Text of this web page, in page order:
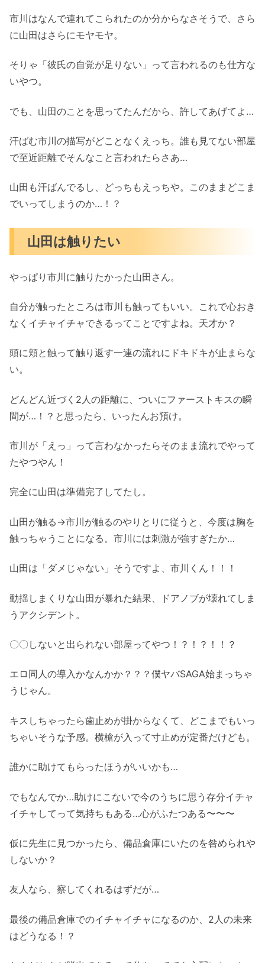
市川はなんで連れてこられたのか分からなさそうで、さら
に山田はさらにモヤモヤ。
そりゃ「彼氏の自覚が足りない」って言われるのも仕方な
いやつ。
でも、山田のことを思ってたんだから、許してあげてよ…
汗ばむ市川の描写がどことなくえっち。誰も見てない部屋
で至近距離でそんなこと言われたらさあ…
山田も汗ばんでるし、どっちもえっちや。このままどこま
でいってしまうのか…！？
山田は触りたい
やっぱり市川に触りたかった山田さん。
自分が触ったところは市川も触ってもいい。これで心おき
なくイチャイチャできるってことですよね。天才か？
頭に頬と触って触り返す一連の流れにドキドキが止まらな
い。
どんどん近づく2人の距離に、ついにファーストキスの瞬
間が…！？と思ったら、いったんお預け。
市川が「えっ」って言わなかったらそのまま流れでやって
たやつやん！
完全に山田は準備完了してたし。
山田が触る→市川が触るのやりとりに従うと、今度は胸を
触っちゃうことになる。市川には刺激が強すぎたか…
山田は「ダメじゃない」そうですよ、市川くん！！！
動揺しまくりな山田が暴れた結果、ドアノブが壊れてしま
うアクシデント。
〇〇しないと出られない部屋ってやつ！？！？！！？
エロ同人の導入かなんかか？？？僕ヤバSAGA始まっちゃ
うじゃん。
キスしちゃったら歯止めが掛からなくて、どこまでもいっ
ちゃいそうな予感。横槍が入って寸止めが定番だけども。
誰かに助けてもらったほうがいいかも…
でもなんでか…助けにこないで今のうちに思う存分イチャ
イチャしてって気持ちもある…心がふたつある〜〜〜
仮に先生に見つかったら、備品倉庫にいたのを咎められや
しないか？
友人なら、察してくれるはずだが…
最後の備品倉庫でのイチャイチャになるのか、2人の未来
はどうなる！？